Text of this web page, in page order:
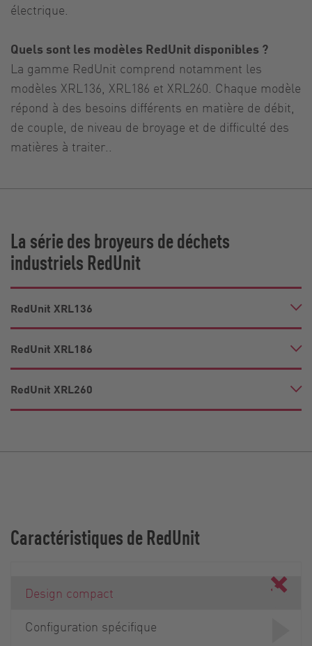
électrique.
Quels sont les modèles RedUnit disponibles ?
La gamme RedUnit comprend notamment les
modèles XRL136, XRL186 et XRL260. Chaque modèle
répond à des besoins différents en matière de débit,
de couple, de niveau de broyage et de difficulté des
matières à traiter..
La série des broyeurs de déchets
industriels RedUnit
RedUnit XRL136
RedUnit XRL186
RedUnit XRL260
Caractéristiques de RedUnit
Design compact
Configuration spécifique